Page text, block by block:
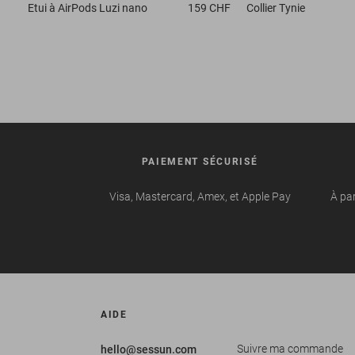
Etui à AirPods Luzi nano 159 CHF CollierTynie
PAIEMENT SÉCURISÉ
Visa, Mastercard, Amex, et Apple Pay À
AIDE
hello@sessun.com Suivre ma commande